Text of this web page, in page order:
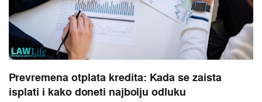
Prevremena otplata kredita: Kada se zaista
isplati i kako doneti najbolju odluku